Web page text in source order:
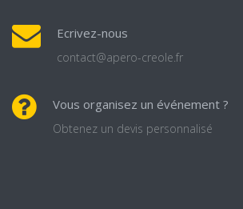
Ecrivez-nous
contact@apero-creole.fr
Vous organisez un événement ?
Obtenez un devis personnalisé